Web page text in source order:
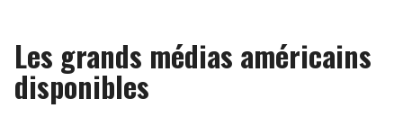
Les grands médias américains
disponibles